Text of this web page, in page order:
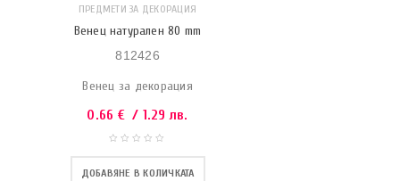
ПРЕДМЕТИ ЗА ДЕКОРАЦИЯ
Венец натурален 80 mm
812426
Венец за декорация
0.66 € / 1.29 лв.
ДОБАВЯНЕ В КОЛИЧКАТА